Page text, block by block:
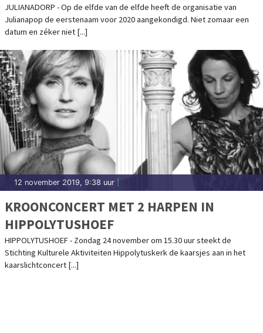
JULIANADORP - Op de elfde van de elfde heeft de organisatie van
Julianapop de eerstenaam voor 2020 aangekondigd. Niet zomaar een
datum en zéker niet [...]
12 november 2019, 9:38 uur
KROONCONCERT MET 2 HARPEN IN
HIPPOLYTUSHOEF
HIPPOLYTUSHOEF - Zondag 24 november om 15.30 uur steekt de
Stichting Kulturele Aktiviteiten Hippolytuskerk de kaarsjes aan in het
kaarslichtconcert [...]